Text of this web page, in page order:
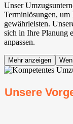
Unser
Terminlösungen,
gewährleisten.
sich in Ihre Planung
anpassen.
Mehr anzeigen
Unsere